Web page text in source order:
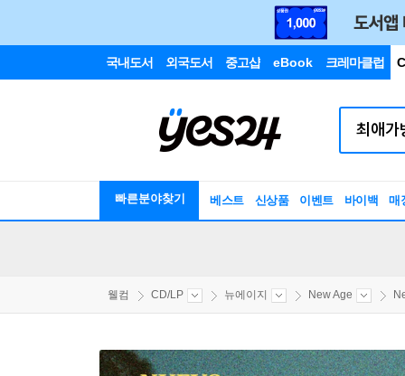
국내도서 외국도서 중고샵 eBook 크레마클럽
빠른분야찾기 베스트 신상품 이벤트 바이백 매
웰컴 CD/LP 뉴에이지 New Age